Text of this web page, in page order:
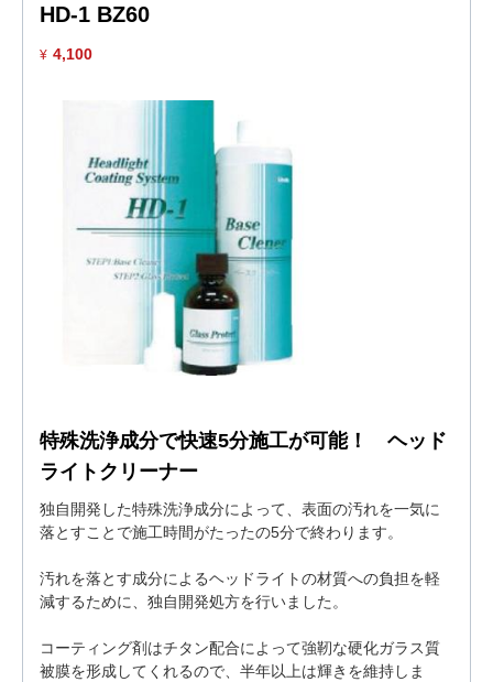
HD-1 BZ60
¥ 4,100
特殊洗浄成分で快速5分施工が可能！ ヘッド
ライトクリーナー
独自開発した特殊洗浄成分によって、表面の汚れを一気に
落とすことで施工時間がたったの5分で終わります。
汚れを落とす成分によるヘッドライトの材質への負担を軽
減するために、独自開発処方を行いました。
コーティング剤はチタン配合によって強靭な硬化ガラス質
被膜を形成してくれるので、半年以上は輝きを維持しま